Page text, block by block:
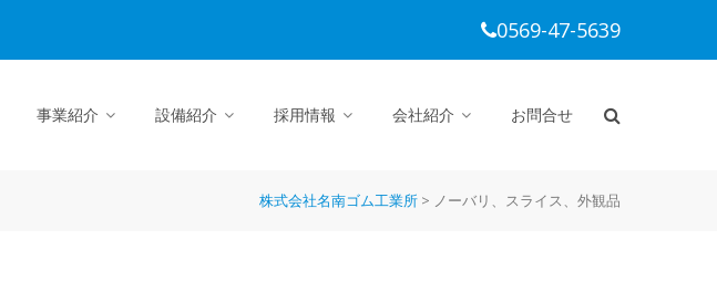
0569-47-5639
事業紹介 設備紹介 採用情報 会社紹介 お問合せ
株式会社名南ゴム工業所 > ノーバリ、スライス、外観品